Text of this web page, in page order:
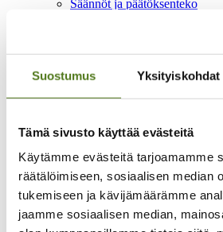
Suostumus Yksityiskohdat
Tämä sivusto käyttää evästeitä
Käytämme evästeitä tarjoamamme
räätälöimiseen, sosiaalisen median
tukemiseen ja kävijämäärämme
jaamme sosiaalisen median,
Säännöt ja päätöksenteko
Kansallinen
kansallinen
Vaalivaikuttaminen
Kansainvälinen
Yritysyhteistyö
Epilepsiateko-
Kehittämistoiminta
Oot yksi meistä -hanke